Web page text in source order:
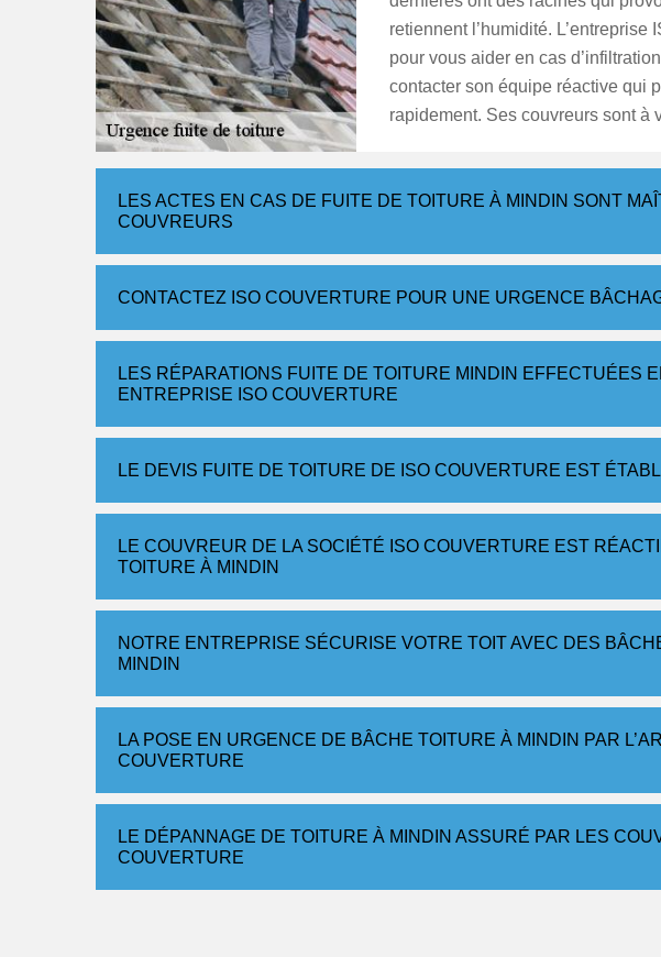
retiennent l’humidité.
pour vous aider en cas
contacter son équipe réactive qui
rapidement. Ses couvreurs sont à
LES ACTES EN CAS DE FUITE DE TOITURE À MINDIN SONT
COUVREURS
CONTACTEZ ISO COUVERTURE POUR UNE URGENCE
LES RÉPARATIONS FUITE DE TOITURE MINDIN EFFECTUÉES
ENTREPRISE ISO COUVERTURE
LE DEVIS FUITE DE TOITURE DE ISO COUVERTURE EST
LE COUVREUR DE LA SOCIÉTÉ ISO COUVERTURE EST
TOITURE À MINDIN
NOTRE ENTREPRISE SÉCURISE VOTRE TOIT AVEC DES
MINDIN
LA POSE EN URGENCE DE BÂCHE TOITURE À MINDIN PAR
COUVERTURE
LE DÉPANNAGE DE TOITURE À MINDIN ASSURÉ PAR LES
COUVERTURE